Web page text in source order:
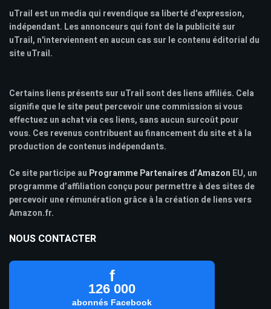
uTrail est un media qui revendique sa liberté d'expression,
indépendant. Les annonceurs qui font de la publicité sur
uTrail, n'interviennent en aucun cas sur le contenu éditorial du
site uTrail.
Certains liens présents sur uTrail sont des liens affiliés. Cela
signifie que le site peut percevoir une commission si vous
effectuez un achat via ces liens, sans aucun surcoût pour
vous. Ces revenus contribuent au financement du site et à la
production de contenus indépendants.
Ce site participe au Programme Partenaires d’Amazon EU, un
programme d’affiliation conçu pour permettre à des sites de
percevoir une rémunération grâce à la création de liens vers
Amazon.fr.
NOUS CONTACTER
f
126 000
abonnés Facebook